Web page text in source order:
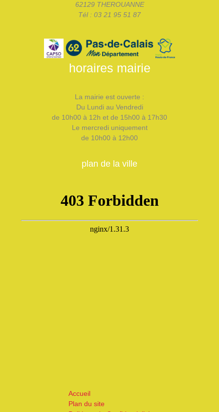
62129 THEROUANNE
Tél : 03 21 95 51 87
horaires mairie
La mairie est ouverte :
Du Lundi au Vendredi
de 10h00 à 12h et de 15h00 à 17h30
Le mercredi uniquement
de 10h00 à 12h00
plan de la ville
Accueil
Plan du site